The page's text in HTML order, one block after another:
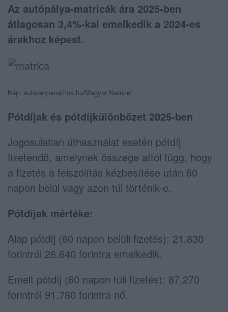
Az autópálya-matricák ára 2025-ben
átlagosan 3,4%-kal emelkedik a 2024-es
árakhoz képest.
Kép: autopalyamatrica.hu/Magyar Nemzet
Pótdíjak és pótdíjkülönbözet 2025-ben
Jogosulatlan úthasználat esetén pótdíj
fizetendő, amelynek összege attól függ, hogy
a fizetés a felszólítás kézbesítése után 60
napon belül vagy azon túl történik-e.
Pótdíjak mértéke:
Alap pótdíj (60 napon belüli fizetés): 21.830
forintról 26.640 forintra emelkedik.
Emelt pótdíj (60 napon túli fizetés): 87.270
forintról 91.780 forintra nő.